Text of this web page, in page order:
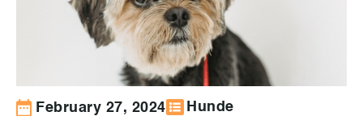
February 27, 2024 Hunde